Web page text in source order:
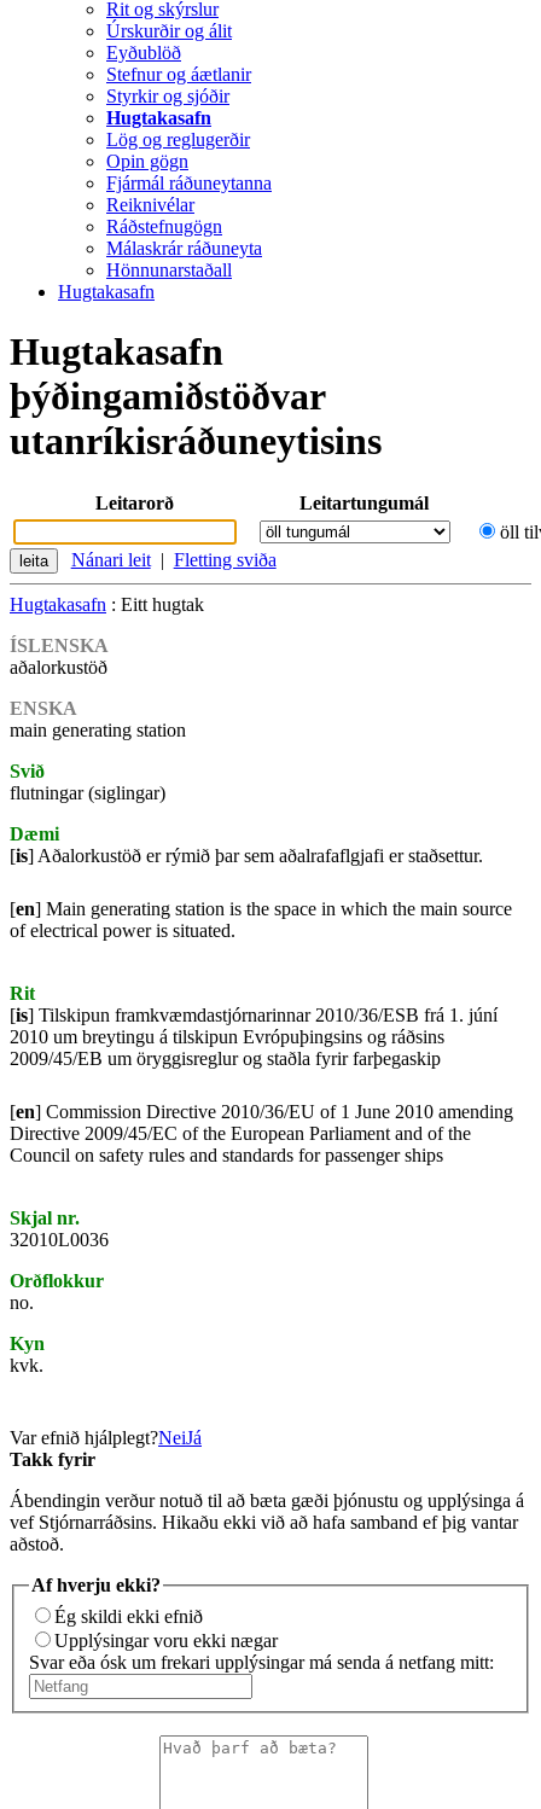
Rit og skýrslur
Úrskurðir og álit
Eyðublöð
Stefnur og áætlanir
Styrkir og sjóðir
Hugtakasafn
Lög og reglugerðir
Opin gögn
Fjármál ráðuneytanna
Reiknivélar
Ráðstefnugögn
Málaskrár ráðuneyta
Hönnunarstaðall
Hugtakasafn
Hugtakasafn
þýðingamiðstöðvar
utanríkisráðuneytisins
Leitarorð
Leitartungumál
öll
Nánari leit| Fletting sviða
Hugtakasafn : Eitt hugtak
ÍSLENSKA
aðalorkustöð
ENSKA
main generating station
Svið
flutningar (siglingar)
Dæmi
[is] Aðalorkustöð er rýmið þar sem aðalrafaflgjafi er staðsettur.
[en] Main generating station is the space in which the main source
of electrical power is situated.
Rit
[is] Tilskipun framkvæmdastjórnarinnar 2010/36/ESB frá 1. júní
2010 um breytingu á tilskipun Evrópuþingsins og ráðsins
2009/45/EB um öryggisreglur og staðla fyrir farþegaskip
[en] Commission Directive 2010/36/EU of 1 June 2010 amending
Directive 2009/45/EC of the European Parliament and of the
Council on safety rules and standards for passenger ships
Skjal nr.
32010L0036
Orðflokkur
no.
Kyn
kvk.
Var efnið hjálplegt?NeiJá
Takk fyrir
Ábendingin verður notuð til að bæta gæði þjónustu og upplýsinga á
vef Stjórnarráðsins. Hikaðu ekki við að hafa samband ef þig vantar
aðstoð.
Af hverju ekki?
Ég skildi ekki efnið
Upplýsingar voru ekki nægar
Svar eða ósk um frekari upplýsingar má senda á netfang mitt: